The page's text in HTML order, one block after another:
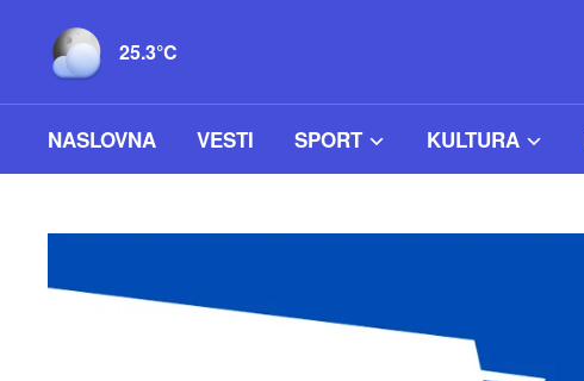
25.3°C
NASLOVNA VESTI SPORT KULTURA